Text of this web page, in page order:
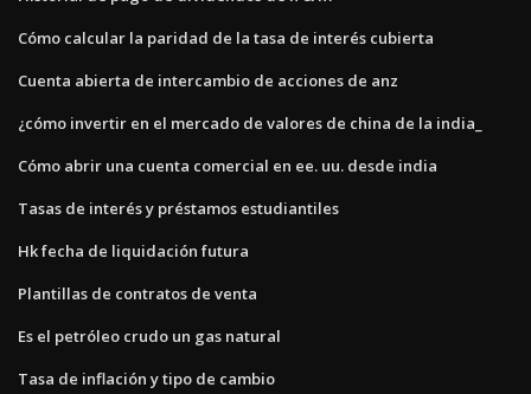
Cómo calcular la paridad de la tasa de interés cubierta
Cuenta abierta de intercambio de acciones de anz
¿cómo invertir en el mercado de valores de china de la india_
Cómo abrir una cuenta comercial en ee. uu. desde india
Tasas de interés y préstamos estudiantiles
Hk fecha de liquidación futura
Plantillas de contratos de venta
Es el petróleo crudo un gas natural
Tasa de inflación y tipo de cambio